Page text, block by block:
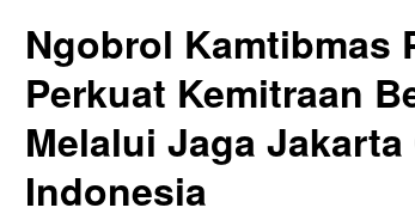
Ngobrol Kamtibmas
Perkuat Kemitraan
Melalui Jaga
Indonesia